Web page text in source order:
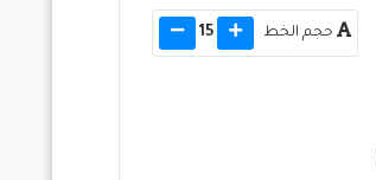
حجم الخط 15